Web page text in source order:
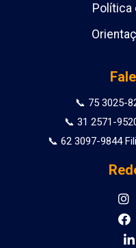
Política
📞 75 3025-
📞 31 2571-
📞 62 3097-9844